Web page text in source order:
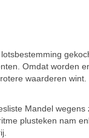
Omdat worden
waarderen
Mandel wegens
plusteken nam